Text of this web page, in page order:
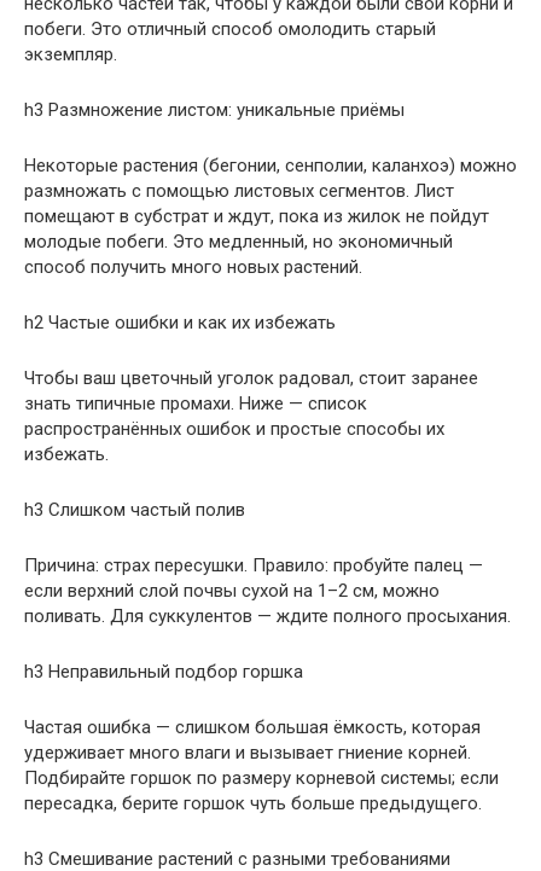
побеги. Это отличный способ омолодить старый
экземпляр.
h3 Размножение листом: уникальные приёмы
Некоторые растения (бегонии, сенполии, каланхоэ) можно
размножать с помощью листовых сегментов. Лист
помещают в субстрат и ждут, пока из жилок не пойдут
молодые побеги. Это медленный, но экономичный
способ получить много новых растений.
h2 Частые ошибки и как их избежать
Чтобы ваш цветочный уголок радовал, стоит заранее
знать типичные промахи. Ниже — список
распространённых ошибок и простые способы их
избежать.
h3 Слишком частый полив
Причина: страх пересушки. Правило: пробуйте палец —
если верхний слой почвы сухой на 1–2 см, можно
поливать. Для суккулентов — ждите полного просыхания.
h3 Неправильный подбор горшка
Частая ошибка — слишком большая ёмкость, которая
удерживает много влаги и вызывает гниение корней.
Подбирайте горшок по размеру корневой системы; если
пересадка, берите горшок чуть больше предыдущего.
h3 Смешивание растений с разными требованиями